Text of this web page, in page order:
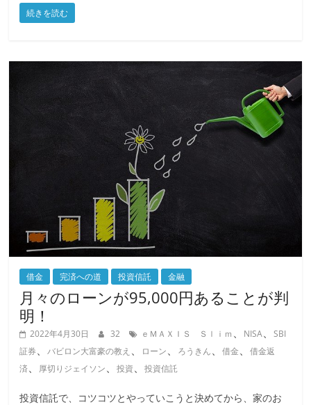
c
b
o
o
k
itt
続きを読む
借金 完済への道 投資信託 金融
月々のローンが95,000円あることが判
明！
2022年4月30日 32 ｅＭＡＸＩＳ Ｓｌｉｍ 、 NISA、SBI
証券、バビロン大富豪の教え 、 ローン、 ろうきん、借金、借金返
済、 厚切りジェイソン、投資、投資信託
投資信託で、コツコツとやっていこうと決めてから、家のお